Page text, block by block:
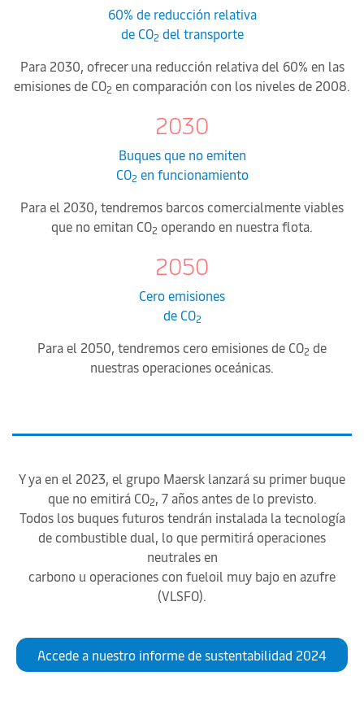
60% de reducción relativa
de CO2 del transporte
Para 2030, ofrecer una reducción relativa del 60% en las
emisiones de CO2 en comparación con los niveles de 2008.
2030
Buques que no emiten
CO2 en funcionamiento
Para el 2030, tendremos barcos comercialmente viables
que no emitan CO2 operando en nuestra flota.
2050
Cero emisiones
de CO2
Para el 2050, tendremos cero emisiones de CO2 de
nuestras operaciones oceánicas.
Y ya en el 2023, el grupo Maersk lanzará su primer buque
que no emitirá CO2, 7 años antes de lo previsto.
Todos los buques futuros tendrán instalada la tecnología
de combustible dual, lo que permitirá operaciones
neutrales en
carbono u operaciones con fueloil muy bajo en azufre
(VLSFO).
Accede a nuestro informe de sustentabilidad 2024